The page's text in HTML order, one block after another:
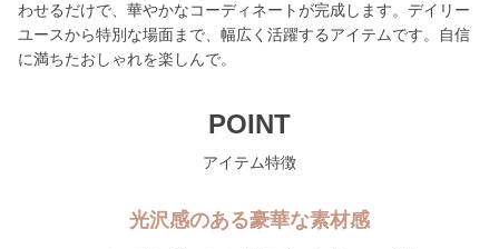
わせるだけで、華やかなコーディネートが完成します。デイリー
ユースから特別な場面まで、幅広く活躍するアイテムです。自信
に満ちたおしゃれを楽しんで。
POINT
アイテム特徴
光沢感のある豪華な素材感